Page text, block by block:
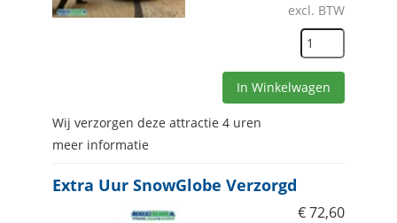
excl. BTW
In Winkelwagen
Wij verzorgen deze attractie 4 uren
meer informatie
Extra Uur SnowGlobe Verzorgd
€72,60